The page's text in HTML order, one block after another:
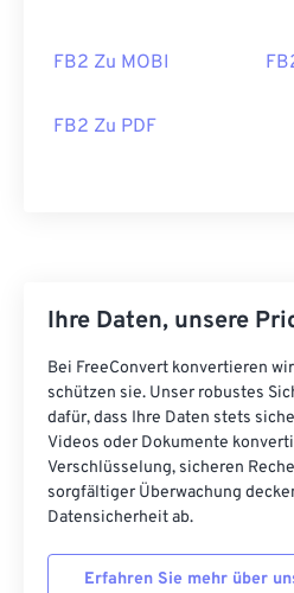
FB2 Zu MOBI
FB2 Zu PDF
Ihre Daten, unsere
Bei FreeConvert konvertieren
schützen sie. Unser robustes
dafür, dass Ihre Daten stets
Videos oder Dokumente
Verschlüsselung, sicheren
sorgfältiger Überwachung
Datensicherheit ab.
Erfahren Sie mehr über